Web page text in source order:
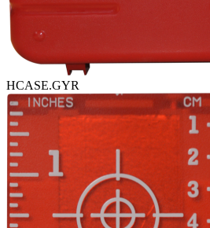
HCASE.GYR